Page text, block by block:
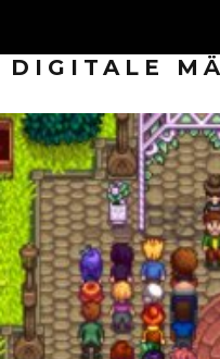
DIGITALE